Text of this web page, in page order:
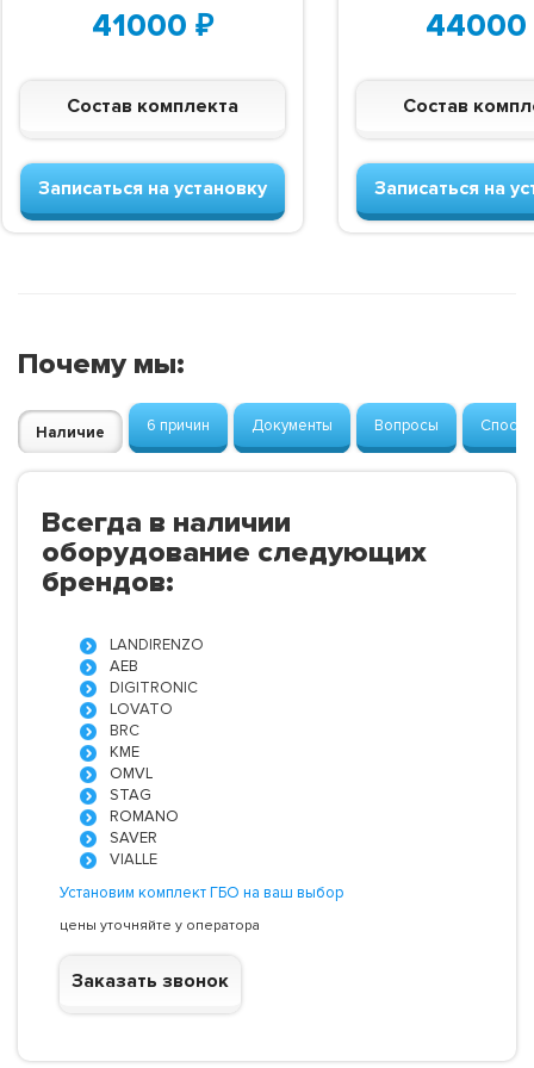
41000 ₽
Состав комплекта
Записаться на установку
44000
Состав
Записаться на
Почему мы:
Наличие 6 причин Документы Вопросы
Всегда в наличии
оборудование следующих
брендов:
LANDIRENZO
AEB
DIGITRONIC
LOVATO
BRC
KME
OMVL
STAG
ROMANO
SAVER
VIALLE
Установим комплект ГБО на ваш выбор
цены уточняйте у оператора
Заказать звонок